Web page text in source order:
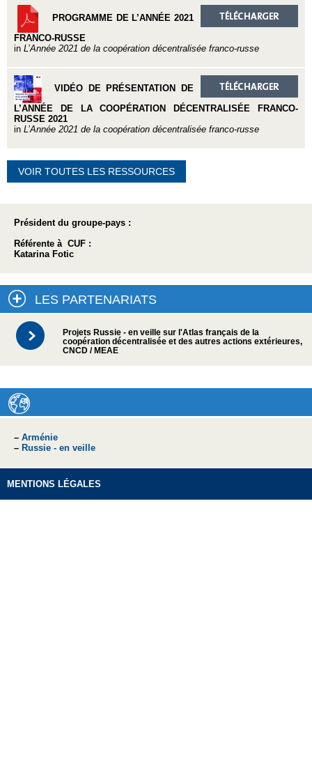
PROGRAMME DE L’ANNÉE 2021
FRANCO-RUSSE
in L’Année 2021 de la coopération décentralisée franco-russe
VIDÉO DE PRÉSENTATION DE
L’ANNÉE DE LA COOPÉRATION DÉCENTRALISÉE FRANCO-
RUSSE 2021
in L’Année 2021 de la coopération décentralisée franco-russe
VOIR TOUTES LES RESSOURCES
Président du groupe-pays :
Référente à CUF :
Katarina Fotic
LES PARTENARIATS
Projets Russie - en veille sur l'Atlas français de la
coopération décentralisée et des autres actions extérieures,
CNCD / MEAE
– Arménie
– Russie - en veille
MENTIONS LÉGALES